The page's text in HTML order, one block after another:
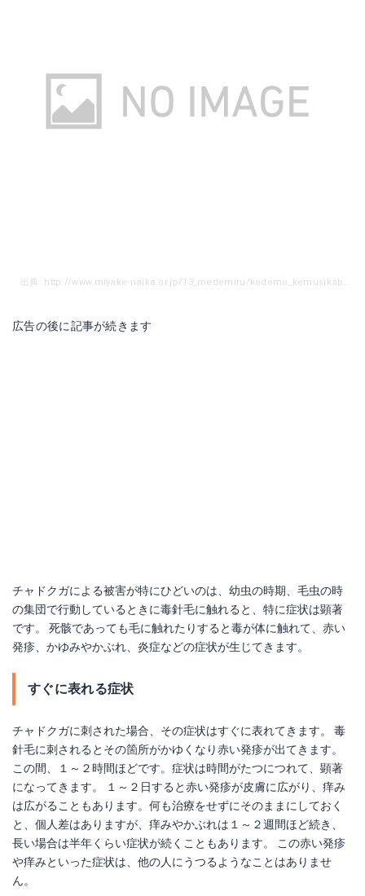
広告の後に記事が続きます
チャドクガによる被害が特にひどいのは、幼虫の時期、毛虫の時
の集団で行動しているときに毒針毛に触れると、特に症状は顕著
です。 死骸であっても毛に触れたりすると毒が体に触れて、赤い
発疹、かゆみやかぶれ、炎症などの症状が生じてきます。
すぐに表れる症状
チャドクガに刺された場合、その症状はすぐに表れてきます。 毒
針毛に刺されるとその箇所がかゆくなり赤い発疹が出てきます。
この間、１～２時間ほどです。症状は時間がたつにつれて、顕著
になってきます。 １～２日すると赤い発疹が皮膚に広がり、痒み
は広がることもあります。何も治療をせずにそのままにしておく
と、個人差はありますが、痒みやかぶれは１～２週間ほど続き、
長い場合は半年くらい症状が続くこともあります。 この赤い発疹
や痒みといった症状は、他の人にうつるようなことはありませ
ん。